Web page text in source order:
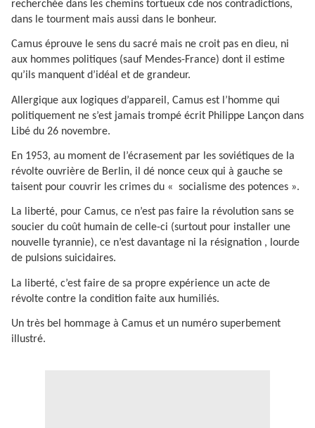
recherchée dans les chemins tortueux cde nos contradictions,
dans le tourment mais aussi dans le bonheur.
Camus éprouve le sens du sacré mais ne croit pas en dieu, ni
aux hommes politiques (sauf Mendes-France) dont il estime
qu’ils manquent d’idéal et de grandeur.
Allergique aux logiques d’appareil, Camus est l’homme qui
politiquement ne s’est jamais trompé écrit Philippe Lançon dans
Libé du 26 novembre.
En 1953, au moment de l’écrasement par les soviétiques de la
révolte ouvrière de Berlin, il dé nonce ceux qui à gauche se
taisent pour couvrir les crimes du « socialisme des potences ».
La liberté, pour Camus, ce n’est pas faire la révolution sans se
soucier du coût humain de celle-ci (surtout pour installer une
nouvelle tyrannie), ce n’est davantage ni la résignation , lourde
de pulsions suicidaires.
La liberté, c’est faire de sa propre expérience un acte de
révolte contre la condition faite aux humiliés.
Un très bel hommage à Camus et un numéro superbement
illustré.